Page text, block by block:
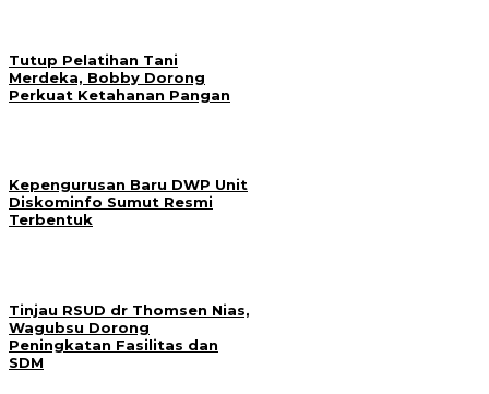
Tutup Pelatihan Tani
Merdeka, Bobby Dorong
Perkuat Ketahanan Pangan
Kepengurusan Baru DWP Unit
Diskominfo Sumut Resmi
Terbentuk
Tinjau RSUD dr Thomsen Nias,
Wagubsu Dorong
Peningkatan Fasilitas dan
SDM